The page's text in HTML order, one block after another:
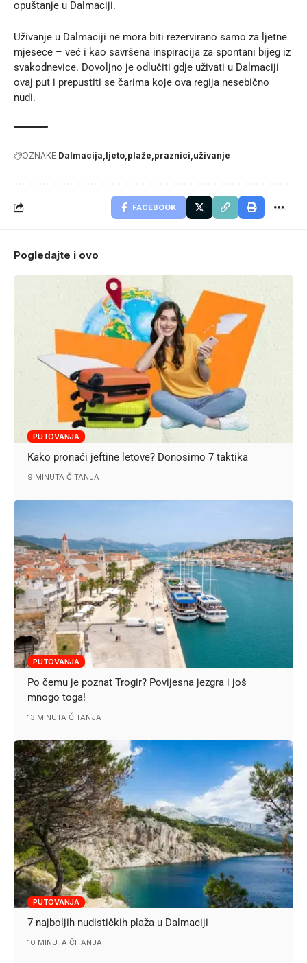
opuštanje u Dalmaciji.
Uživanje u Dalmaciji ne mora biti rezervirano samo za ljetne
mjesece – već i kao savršena inspiracija za spontani bijeg iz
svakodnevice. Dovoljno je odlučiti gdje uživati u Dalmaciji
ovaj put i prepustiti se čarima koje ova regija nesebično
nudi.
OZNAKE Dalmacija ljeto plaže praznici uživanje
FACEBOOK
Pogledajte i ovo
PUTOVANJA
Kako pronaći jeftine letove? Donosimo 7 taktika
9 MINUTA ČITANJA
PUTOVANJA
Po čemu je poznat Trogir? Povijesna jezgra i još
mnogo toga!
13 MINUTA ČITANJA
PUTOVANJA
7 najboljih nudističkih plaža u Dalmaciji
10 MINUTA ČITANJA